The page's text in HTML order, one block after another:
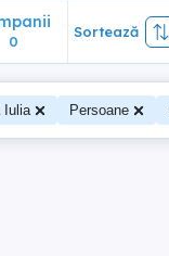
0
Sortează
Iulia Persoane